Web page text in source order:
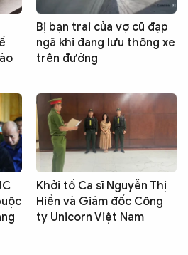
Bị bạn trai của vợ cũ đạp
ngã khi đang lưu thông xe
trên đường
Khởi tố Ca sĩ Nguyễn Thị
Hiền và Giám đốc Công
ty Unicorn Việt Nam